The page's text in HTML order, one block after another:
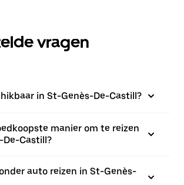
vragen
in St-Genès-De-Castill?
manier om te reizen
De-Castill?
auto reizen in St-Genès-